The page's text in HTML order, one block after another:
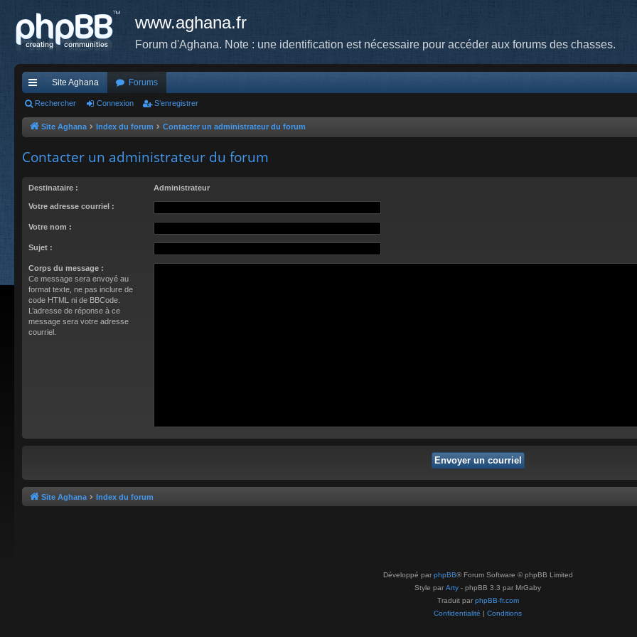
www.aghana.fr
Forum d'Aghana. Note : une identification est nécessaire pour accéder aux forums des chasses.
cc
ès
de
Site Aghana Forums
Rechercher Connexion S’enregistrer
Site Aghana Index du forum Contacter un administrateur du forum
Contacter un administrateur du forum
Destinataire : Administrateur
Votre adresse courriel :
Votre nom :
Sujet :
Corps du message :
Ce message sera envoyé au
format texte, ne pas inclure de
code HTML ni de BBCode.
L’adresse de réponse à ce
message sera votre adresse
courriel.
Site Aghana Index du forum
Développé par phpBB® Forum Software © phpBB Limited
Style par Arty - phpBB 3.3 par MrGaby
Traduit par phpBB-fr.com
Confidentialité | Conditions